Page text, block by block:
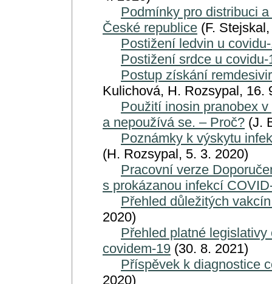
Podmínky pro distribuci
České republice (F.
Postižení ledvin u
Postižení srdce u covidu-
Postup získání
Kulichová, H. Rozsypal, 16.
Použití inosin pranobex
a nepoužívá se. – Proč? (J.
Poznámky k výskytu
(H. Rozsypal, 5. 3. 2020)
Pracovní verze
s prokázanou infekcí
Přehled důležitých
2020)
Přehled platné
covidem-19 (30. 8. 2021)
Příspěvek k diagnostice
2020)